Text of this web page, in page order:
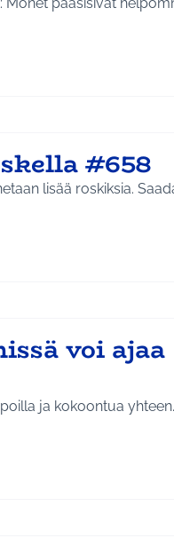
#658
roskiksia. Saadaan
voi ajaa
ja kokoontua